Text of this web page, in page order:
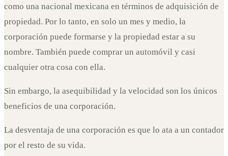
como una nacional mexicana en términos de adquisición de
propiedad. Por lo tanto, en solo un mes y medio, la
corporación puede formarse y la propiedad estar a su
nombre. También puede comprar un automóvil y casi
cualquier otra cosa con ella.
Sin embargo, la asequibilidad y la velocidad son los únicos
beneficios de una corporación.
La desventaja de una corporación es que lo ata a un contador
por el resto de su vida.